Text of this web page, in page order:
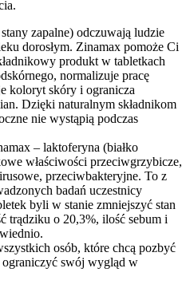
zapalne) odczuwają ludzie
dorosłym. Zinamax pomoże Ci
produkt w tabletkach
normalizuje pracę
koloryt skóry i ogranicza
Dzięki naturalnym składnikom
nie wystąpią podczas
– laktoferyna (białko
właściwości przeciwgrzybicze,
przeciwbakteryjne. To z
badań uczestnicy
byli w stanie zmniejszyć stan
trądziku o 20,3%, ilość sebum i
osób, które chcą pozbyć
swój wygląd w